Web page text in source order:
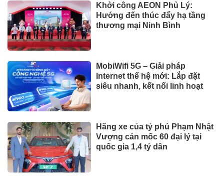
Khởi công AEON Phủ Lý:
Hướng đến thúc đẩy hạ tầng
thương mại Ninh Bình
MobiWifi 5G – Giải pháp
Internet thế hệ mới: Lắp đặt
siêu nhanh, kết nối linh hoạt
Hãng xe của tỷ phú Phạm Nhật
Vượng cán mốc 60 đại lý tại
quốc gia 1,4 tỷ dân